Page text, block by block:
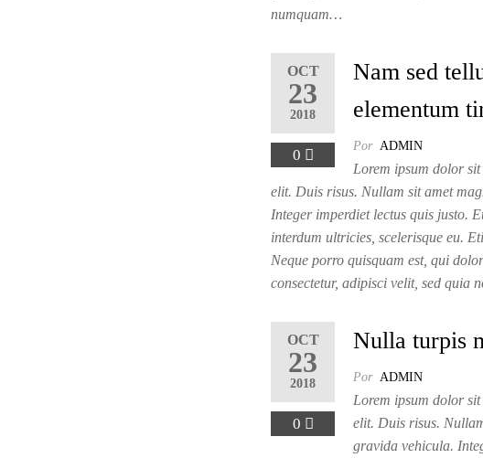
numquam…
OCT
23
2018
0
Nam sed
elementum
Por ADMIN
Lorem ipsum dolor
elit. Duis risus. Nullam sit amet
Integer imperdiet lectus quis justo.
interdum ultricies, scelerisque eu.
Neque porro quisquam est, qui
consectetur, adipisci velit, sed quia
OCT
23
2018
0
Nulla turpis
Por ADMIN
Lorem ipsum dolor
elit. Duis risus.
gravida vehicula.